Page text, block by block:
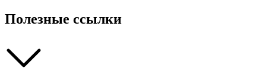
Полезные ссылки